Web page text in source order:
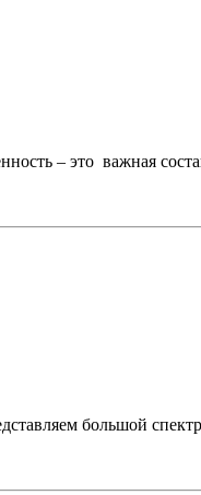
– это важная
большой